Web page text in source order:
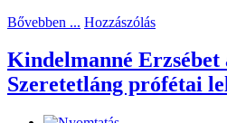
Bővebben ... Hozzászólás
Kindelmanné Erzsébet
Szeretetláng prófétai